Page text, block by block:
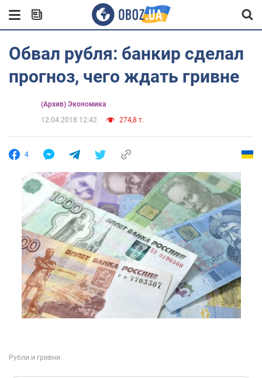
Обвал рубля: банкир сделал
прогноз, чего ждать гривне
(Архив) Экономика
12.04.2018 12:42
274,8 т.
4